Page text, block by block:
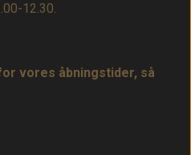
12.30.
vores åbningstider, så